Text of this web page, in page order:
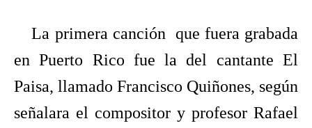
La primera canción que fuera grabada
en Puerto Rico fue la del cantante El
Paisa, llamado Francisco Quiñones, según
señalara el compositor y profesor Rafael